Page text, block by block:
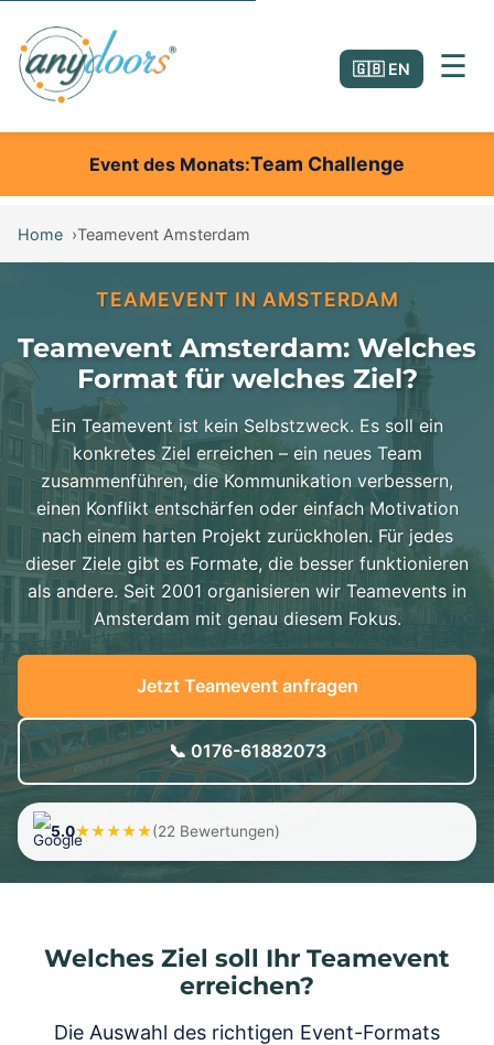
🇬🇧 EN ☰
Event des Monats Team Challenge
Home Teamevent Amsterdam
TEAMEVENT IN AMSTERDAM
Teamevent Amsterdam: Welches
Format für welches Ziel?
Ein Teamevent ist kein Selbstzweck. Es soll ein
konkretes Ziel erreichen – ein neues Team
zusammenführen, die Kommunikation verbessern,
einen Konflikt entschärfen oder einfach Motivation
nach einem harten Projekt zurückholen. Für jedes
dieser Ziele gibt es Formate, die besser funktionieren
als andere. Seit 2001 organisieren wir Teamevents in
Amsterdam mit genau diesem Fokus.
Jetzt Teamevent anfragen
📞 0176-61882073
5.0★★★★★(22 Bewertungen)
Welches Ziel soll Ihr Teamevent
erreichen?
Die Auswahl des richtigen Event-Formats